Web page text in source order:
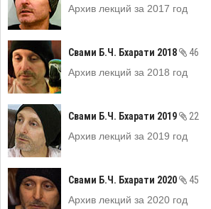
Архив лекций за 2017 год
Свами Б.Ч. Бхарати 2018
46
Архив лекций за 2018 год
Свами Б.Ч. Бхарати 2019
22
Архив лекций за 2019 год
Свами Б.Ч. Бхарати 2020
45
Архив лекций за 2020 год